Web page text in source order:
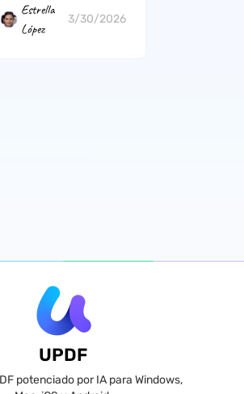
Estrella
López
3/30/2026
UPDF
potenciado por IA para Windows,